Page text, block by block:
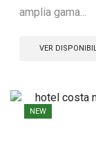
amplia gama...
VER
NEW